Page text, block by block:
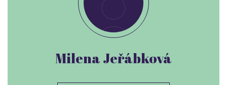
Milena Jeřábková